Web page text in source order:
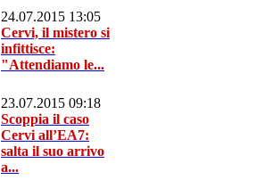
24.07.2015 13:05
Cervi, il mistero si
infittisce:
"Attendiamo le...
23.07.2015 09:18
Scoppia il caso
Cervi all’EA7:
salta il suo arrivo
a...